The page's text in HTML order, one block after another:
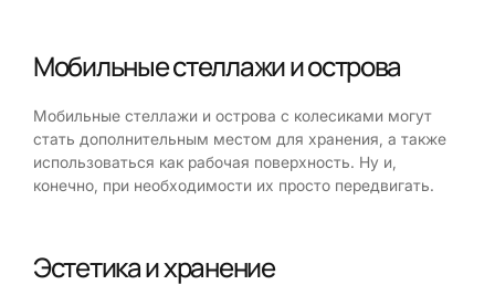
Мобильные стеллажи и острова
Мобильные стеллажи и острова с колесиками могут
стать дополнительным местом для хранения, а также
использоваться как рабочая поверхность. Ну и,
конечно, при необходимости их просто передвигать.
Эстетика и хранение